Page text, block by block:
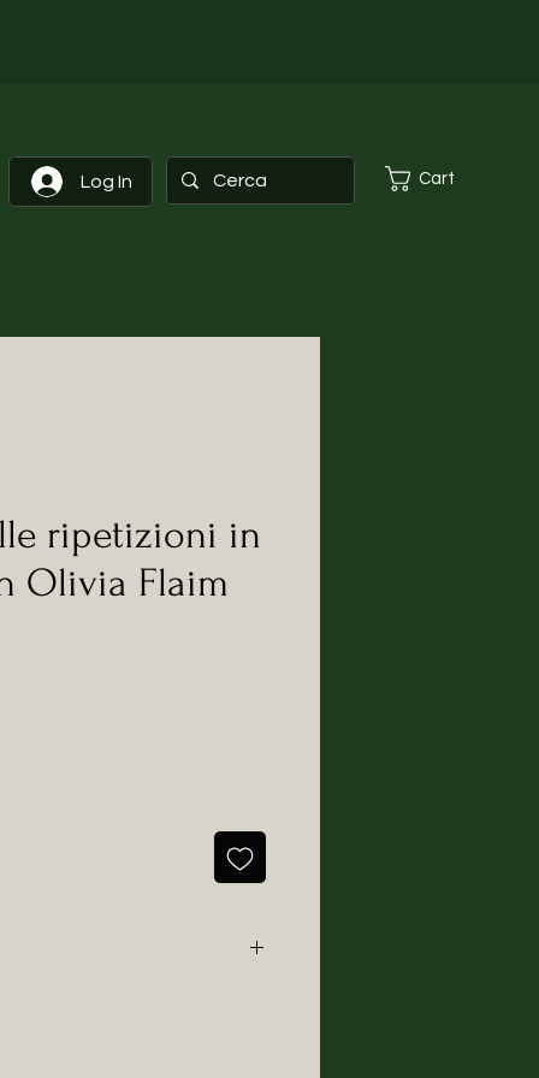
Log In Cart
ripetizioni in
Olivia Flaim
dei Tarocchi. Le vie